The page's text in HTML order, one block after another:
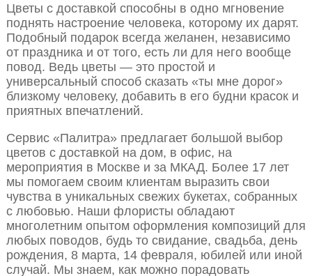
Цветы с доставкой способны в одно мгновение
поднять настроение человека, которому их дарят.
Подобный подарок всегда желанен, независимо
от праздника и от того, есть ли для него вообще
повод. Ведь цветы — это простой и
универсальный способ сказать «ты мне дорог»
близкому человеку, добавить в его будни красок и
приятных впечатлений.
Сервис «Палитра» предлагает большой выбор
цветов с доставкой на дом, в офис, на
мероприятия в Москве и за МКАД. Более 17 лет
мы помогаем своим клиентам выразить свои
чувства в уникальных свежих букетах, собранных
с любовью. Наши флористы обладают
многолетним опытом оформления композиций для
любых поводов, будь то свидание, свадьба, день
рождения, 8 марта, 14 февраля, юбилей или иной
случай. Мы знаем, как можно порадовать